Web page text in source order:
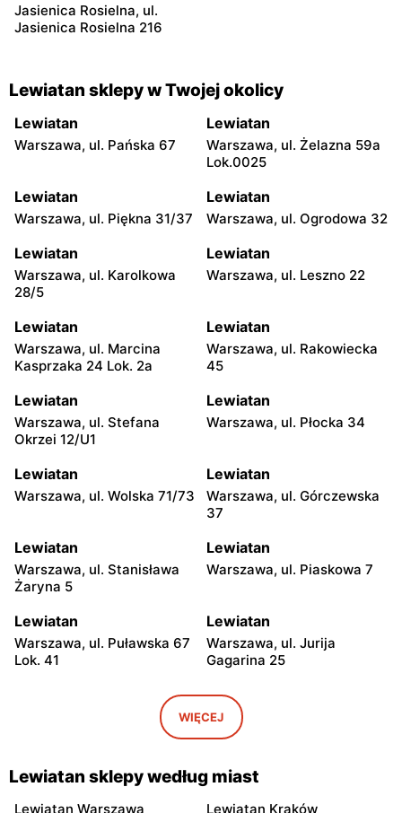
Jasienica Rosielna, ul.
Jasienica Rosielna 216
Lewiatan sklepy w Twojej okolicy
Lewiatan
Warszawa, ul. Pańska 67
Lewiatan
Warszawa, ul. Żelazna 59a
Lok.0025
Lewiatan
Warszawa, ul. Piękna 31/37
Lewiatan
Warszawa, ul. Ogrodowa 32
Lewiatan
Warszawa, ul. Karolkowa
28/5
Lewiatan
Warszawa, ul. Leszno 22
Lewiatan
Warszawa, ul. Marcina
Kasprzaka 24 Lok. 2a
Lewiatan
Warszawa, ul. Rakowiecka
45
Lewiatan
Warszawa, ul. Stefana
Okrzei 12/U1
Lewiatan
Warszawa, ul. Płocka 34
Lewiatan
Warszawa, ul. Wolska 71/73
Lewiatan
Warszawa, ul. Górczewska
37
Lewiatan
Warszawa, ul. Stanisława
Żaryna 5
Lewiatan
Warszawa, ul. Piaskowa 7
Lewiatan
Warszawa, ul. Puławska 67
Lok. 41
Lewiatan
Warszawa, ul. Jurija
Gagarina 25
Warszawa, ul. Egipska 4
Lewiatan
Warszawa, ul. Elbląska 37
Warszawa, ul. Erazma
Warszawa, ul.
Międzyborska 48
WIĘCEJ
Lewiatan sklepy według miast
Lewiatan Warszawa
Lewiatan Kraków